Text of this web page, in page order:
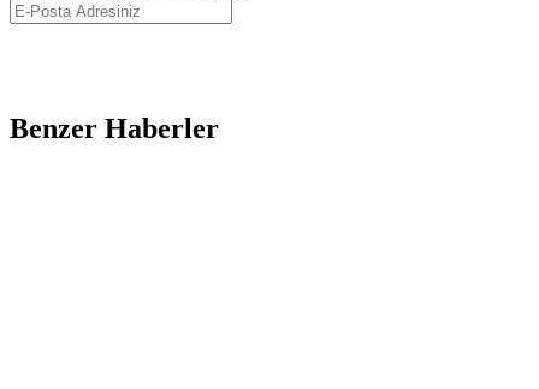
Benzer Haberler